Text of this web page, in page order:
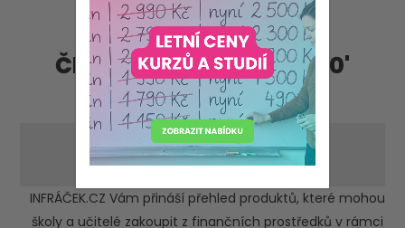
Články - příspěvky '2020'
'duben'
Podpora šablon OP VVV
-pátek 17. dubna 2020
INFRÁČEK.CZ Vám přináší přehled produktů, které mohou
školy a učitelé zakoupit z finančních prostředků v rámci